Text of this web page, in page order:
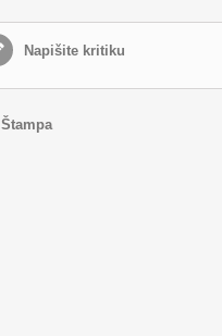
Napišite kritiku
Štampa